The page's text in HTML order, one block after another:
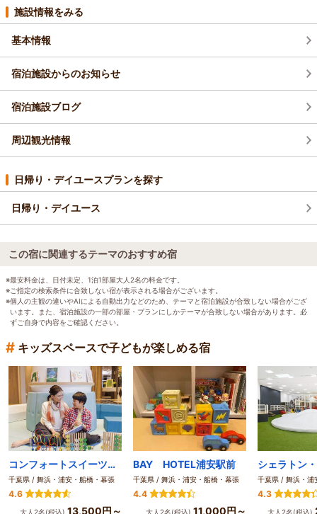
施設情報をみる
基本情報
宿泊施設からのお知らせ
宿泊施設ブログ
周辺観光情報
日帰り・デイユースプランを探す
日帰り・デイユース
この宿に関連するテーマのおすすめ宿
※最安料金は、日付未定、1泊1部屋大人2名の料金です。
※ご指定の検索条件に合致しない宿が表示される場合がございます。
※個人の主観の違いやAIによる自動出力などのため、テーマと宿泊施設が合致しない場合がござ
います。また、宿泊施設の一部の部屋・プランにしかテーマが合致しない場合があります。必
ずご自身で内容をご確認ください。
# キッズスペースで子どもが楽しめる宿
コンフォートスイーツ東京ベイ
千葉県 / 舞浜・浦安・船橋・幕張
4.6
大人2名(税込) 13,500円～
BAY HOTEL浦安駅前
千葉県 / 舞浜・浦安・船橋・幕張
4.4
大人2名(税込) 11,000円～
千葉県 / 舞浜・浦
4.3
大人2名(税込)